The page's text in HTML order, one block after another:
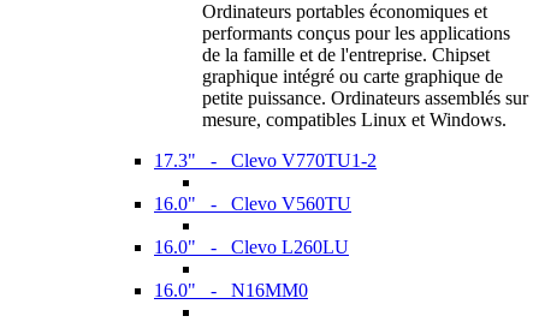
Ordinateurs portables économiques et
performants conçus pour les applications
de la famille et de l'entreprise. Chipset
graphique intégré ou carte graphique de
petite puissance. Ordinateurs assemblés sur
mesure, compatibles Linux et Windows.
17.3" - Clevo V770TU1-2
16.0" - Clevo V560TU
16.0" - Clevo L260LU
16.0" - N16MM0